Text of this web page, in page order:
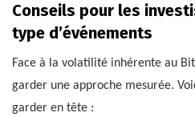
Conseils pour les
type d’événements
Face à la volatilité inhérente au
garder une approche mesurée.
garder en tête :